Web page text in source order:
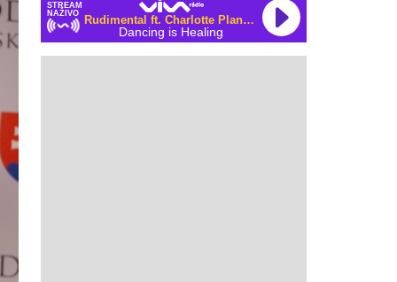
STREAM
NAŽIVO
Rudimental ft. Charlotte Plank & Vibe Chemistry
Dancing is Healing